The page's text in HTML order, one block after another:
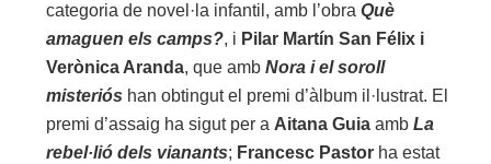
categoria de novel·la infantil, amb l’obraQuè
amaguen els camps?, i Pilar Martín San Félix i
Verònica Aranda, que ambNora i el soroll
misteriós han obtingut el premi d’àlbum il·lustrat. El
premi d’assaig ha sigut per a Aitana Guia ambLa
rebel·lió dels vianants; Francesc Pastor ha estat